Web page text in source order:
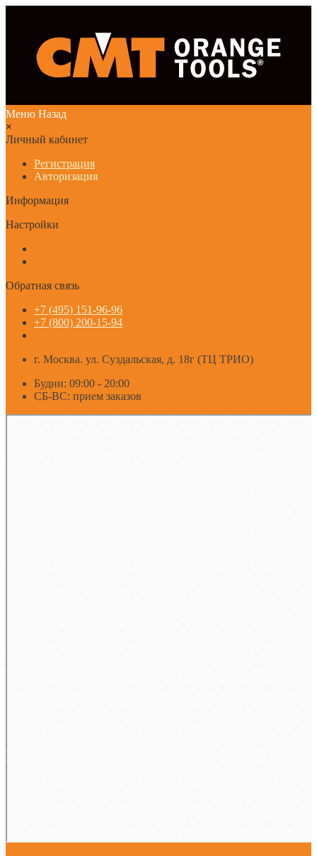
Меню Назад
×
Личный кабинет
Регистрация
Авторизация
Информация
Настройки
Обратная связь
+7 (495) 151-96-96
+7 (800) 200-15-94
г. Москва. ул. Суздальская, д. 18г (ТЦ ТРИО)
Будни: 09:00 - 20:00
СБ-ВС: прием заказов